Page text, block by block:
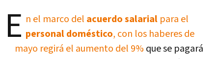
E n el marco del acuerdo salarial para el
personal doméstico, con los haberes de
mayo regirá el aumento del 9% que se pagará